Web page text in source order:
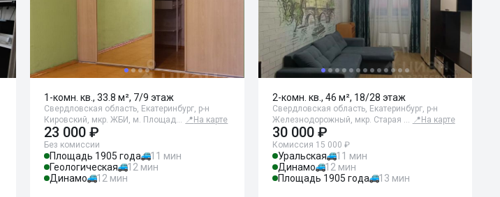
1-комн. кв., 33.8 м², 7/9 этаж
Свердловская область, Екатеринбург, р-н
Кировский, мкр. ЖБИ, м. Площад… 📍 На карте
23 000 ₽
Без комиссии
Площадь 1905 года
11 мин
Геологическая
12 мин
Динамо
12 мин
2-комн. кв., 46 м², 18/28 этаж
Свердловская область, Екатеринбург, р-н
Железнодорожный, мкр. Старая … 📍 На карте
30 000 ₽
Комиссия 15 000 ₽
Уральская
11 мин
Динамо
12 мин
Площадь 1905 года
13 мин